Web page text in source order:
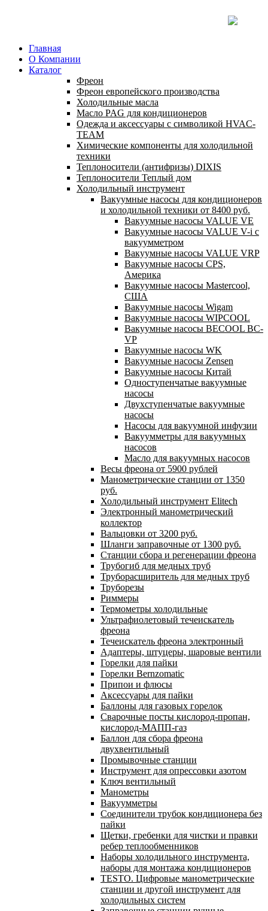
Главная
О Компании
Каталог
Фреон
Фреон европейского производства
Холодильные масла
Масло PAG для кондиционеров
Одежда и аксессуары с символикой HVAC-
TEAM
Химические компоненты для холодильной
техники
Теплоносители (антифризы) DIXIS
Теплоносители Теплый дом
Холодильный инструмент
Вакуумные насосы для кондиционеров
и холодильной техники от 8400 руб.
Вакуумные насосы VALUE VE
Вакуумные насосы VALUE V-i с
вакуумметром
Вакуумные насосы VALUE VRP
Вакуумные насосы CPS,
Америка
Вакуумные насосы Mastercool,
США
Вакуумные насосы Wigam
Вакуумные насосы WIPCOOL
Вакуумные насосы BECOOL BC-
VP
Вакуумные насосы WK
Вакуумные насосы Zensen
Вакуумные насосы Китай
Одноступенчатые вакуумные
насосы
Двухступенчатые вакуумные
насосы
Насосы для вакуумной инфузии
Вакуумметры для вакуумных
насосов
Масло для вакуумных насосов
Весы фреона от 5900 рублей
Манометрические станции от 1350
руб.
Холодильный инструмент Elitech
Электронный манометрический
коллектор
Вальцовки от 3200 руб.
Шланги заправочные от 1300 руб.
Станции сбора и регенерации фреона
Трубогиб для медных труб
Труборасширитель для медных труб
Труборезы
Риммеры
Термометры холодильные
Ультрафиолетовый течеискатель
фреона
Течеискатель фреона электронный
Адаптеры, штуцеры, шаровые вентили
Горелки для пайки
Горелки Bernzomatic
Припои и флюсы
Аксессуары для пайки
Баллоны для газовых горелок
Сварочные посты кислород-пропан,
кислород-МАПП-газ
Баллон для сбора фреона
двухвентильный
Промывочные станции
Инструмент для опрессовки азотом
Ключ вентильный
Манометры
Вакуумметры
Соединители трубок кондиционера без
пайки
Щетки, гребенки для чистки и правки
ребер теплообменников
Наборы холодильного инструмента,
наборы для монтажа кондиционеров
TESTO. Цифровые манометрические
станции и другой инструмент для
холодильных систем